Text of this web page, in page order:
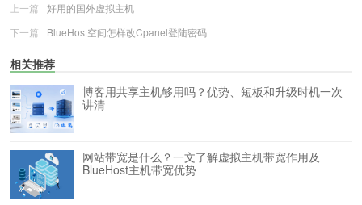
上一篇
好用的国外虚拟主机
下一篇
BlueHost空间怎样改Cpanel登陆密码
相关推荐
博客用共享主机够用吗？优势、短板和升级时机一次
讲清
网站带宽是什么？一文了解虚拟主机带宽作用及
BlueHost主机带宽优势